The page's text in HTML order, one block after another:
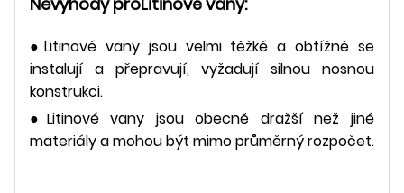
●Litinové vany jsou velmi těžké a obtížně se
instalují a přepravují, vyžadují silnou nosnou
konstrukci.
●Litinové vany jsou obecně dražší než jiné
materiály a mohou být mimo průměrný rozpočet.